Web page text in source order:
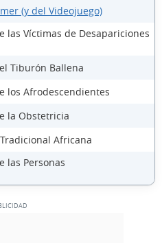
(y del Videojuego)
las Víctimas de Desapariciones
Tiburón Ballena
los Afrodescendientes
la Obstetricia
Africana
las Personas